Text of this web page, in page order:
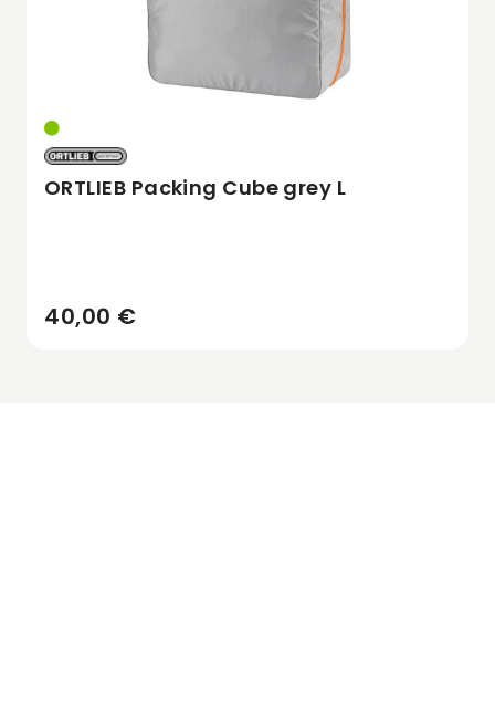
ORTLIEB Packing Cube grey L
40,00 €